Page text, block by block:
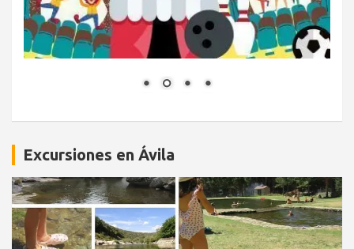
Excursiones en Ávila